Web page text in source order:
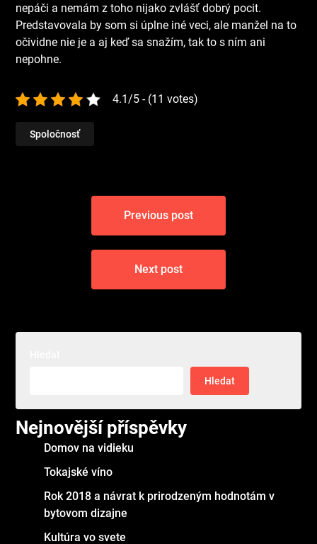
nepáči a nemám z toho nijako zvlášť dobrý pocit.
Predstavovala by som si úplne iné veci, ale manžel na to
očividne nie je a aj keď sa snažím, tak to s ním ani
nepohne.
4.1/5 - (11 votes)
Spoločnosť
Navigace
příspěvek
Previous post
Next post
Hledat
Nejnovější příspěvky
Domov na vidieku
Tokajské víno
Rok 2018 a návrat k prirodzeným hodnotám v
bytovom dizajne
Kultúra vo svete